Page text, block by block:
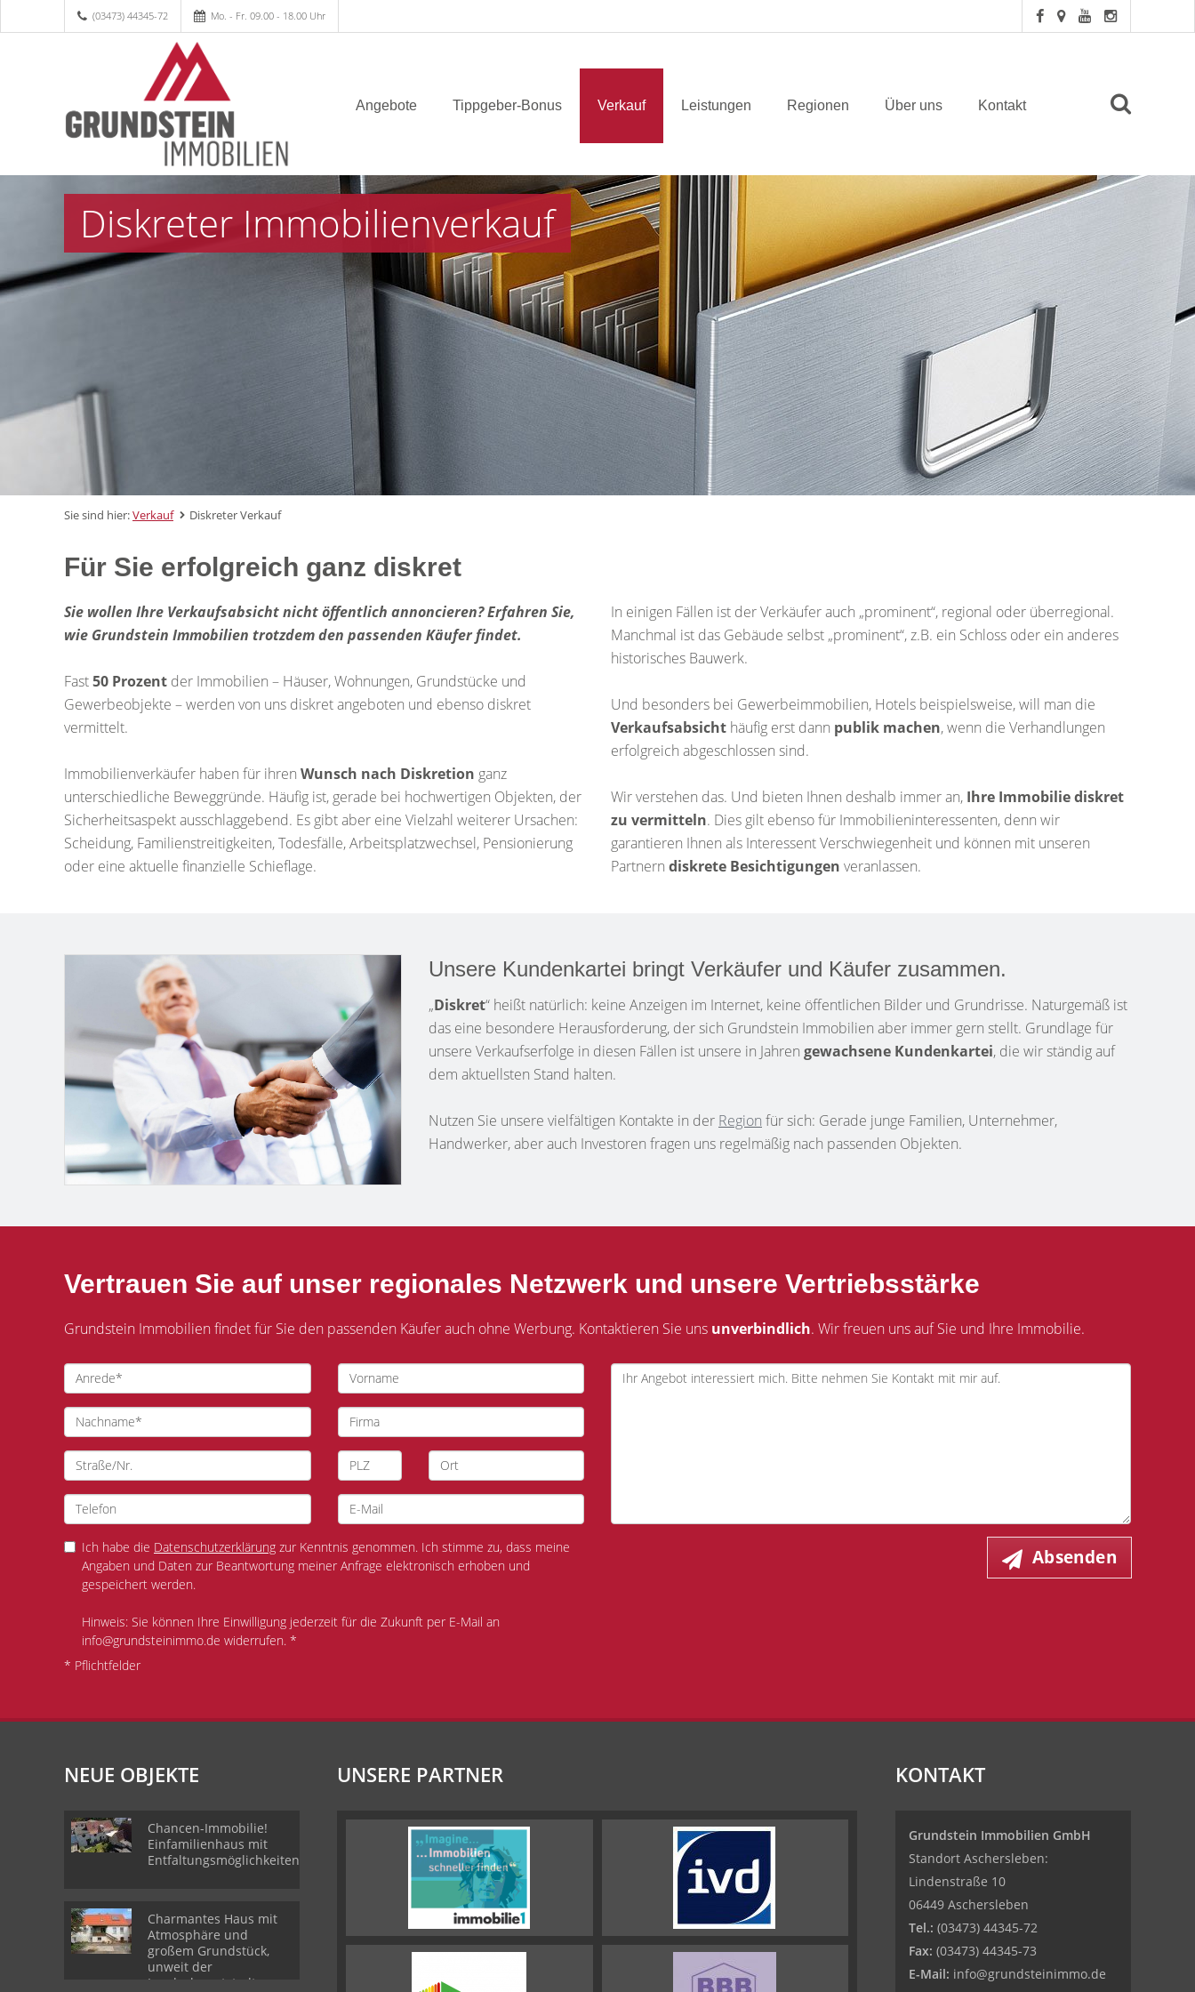
(03473) 44345-72 Mo. - Fr. 09.00 - 18.00 Uhr
Angebote Tippgeber-Bonus Verkauf Leistungen Regionen Über uns Kontakt
Diskreter Immobilienverkauf
Sie sind hier:Verkauf Diskreter Verkauf
Für Sie erfolgreich ganz diskret
Sie wollen Ihre Verkaufsabsicht nicht öffentlich annoncieren? Erfahren Sie,
wie Grundstein Immobilien trotzdem den passenden Käufer findet.
Fast50 Prozent der Immobilien – Häuser, Wohnungen, Grundstücke und
Gewerbeobjekte – werden von uns diskret angeboten und ebenso diskret
vermittelt.
Immobilienverkäufer haben für ihren Wunsch nach Diskretion ganz
unterschiedliche Beweggründe. Häufig ist, gerade bei hochwertigen Objekten, der
Sicherheitsaspekt ausschlaggebend. Es gibt aber eine Vielzahl weiterer Ursachen:
Scheidung, Familienstreitigkeiten, Todesfälle, Arbeitsplatzwechsel, Pensionierung
oder eine aktuelle finanzielle Schieflage.
In einigen Fällen ist der Verkäufer auch „prominent“, regional oder überregional.
Manchmal ist das Gebäude selbst „prominent“, z.B. ein Schloss oder ein anderes
historisches Bauwerk.
Und besonders bei Gewerbeimmobilien, Hotels beispielsweise, will man die
Verkaufsabsicht häufig erst dann publik machen, wenn die Verhandlungen
erfolgreich abgeschlossen sind.
Wir verstehen das. Und bieten Ihnen deshalb immer an, Ihre Immobilie diskret
zu vermitteln. Dies gilt ebenso für Immobilieninteressenten, denn wir
garantieren Ihnen als Interessent Verschwiegenheit und können mit unseren
Partnern diskrete Besichtigungen veranlassen.
Unsere Kundenkartei bringt Verkäufer und Käufer zusammen.
„Diskret“ heißt natürlich: keine Anzeigen im Internet, keine öffentlichen Bilder und Grundrisse. Naturgemäß ist
das eine besondere Herausforderung, der sich Grundstein Immobilien aber immer gern stellt. Grundlage für
unsere Verkaufserfolge in diesen Fällen ist unsere in Jahren gewachsene Kundenkartei, die wir ständig auf
dem aktuellsten Stand halten.
Nutzen Sie unsere vielfältigen Kontakte in der Region für sich: Gerade junge Familien, Unternehmer,
Handwerker, aber auch Investoren fragen uns regelmäßig nach passenden Objekten.
Vertrauen Sie auf unser regionales Netzwerk und unsere Vertriebsstärke
Grundstein Immobilien findet für Sie den passenden Käufer auch ohne Werbung. Kontaktieren Sie uns unverbindlich. Wir freuen uns auf Sie und Ihre Immobilie.
Ich habe die Datenschutzerklärung zur Kenntnis genommen. Ich stimme zu, dass meine
Angaben und Daten zur Beantwortung meiner Anfrage elektronisch erhoben und
gespeichert werden.
Hinweis: Sie können Ihre Einwilligung jederzeit für die Zukunft per E-Mail an
info@grundsteinimmo.de widerrufen. *
* Pflichtfelder
Absenden
NEUE OBJEKTE
Chancen-Immobilie!
Einfamilienhaus mit
Entfaltungsmöglichkeiten.
Charmantes Haus mit
Atmosphäre und
großem Grundstück,
unweit der
Landeshauptstadt
UNSERE PARTNER KONTAKT
Grundstein Immobilien GmbH
Standort Aschersleben:
Lindenstraße 10
06449 Aschersleben
Tel.: (03473) 44345-72
Fax: (03473) 44345-73
E-Mail: info@grundsteinimmo.de